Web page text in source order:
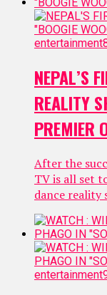
entertainment
NEPAL’S
REALITY
PREMIER
After the
TV is all set
dance reality
entertainment